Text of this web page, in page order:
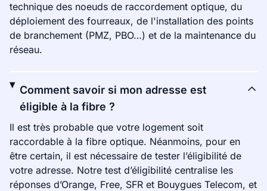
technique des noeuds de raccordement optique, du
déploiement des fourreaux, de l'installation des points
de branchement (PMZ, PBO…) et de la maintenance du
réseau.
Comment savoir si mon adresse est
éligible à la fibre ?
Il est très probable que votre logement soit
raccordable à la fibre optique. Néanmoins, pour en
être certain, il est nécessaire de tester l’éligibilité de
votre adresse. Notre test d’éligibilité centralise les
réponses d’Orange, Free, SFR et Bouygues Telecom, et